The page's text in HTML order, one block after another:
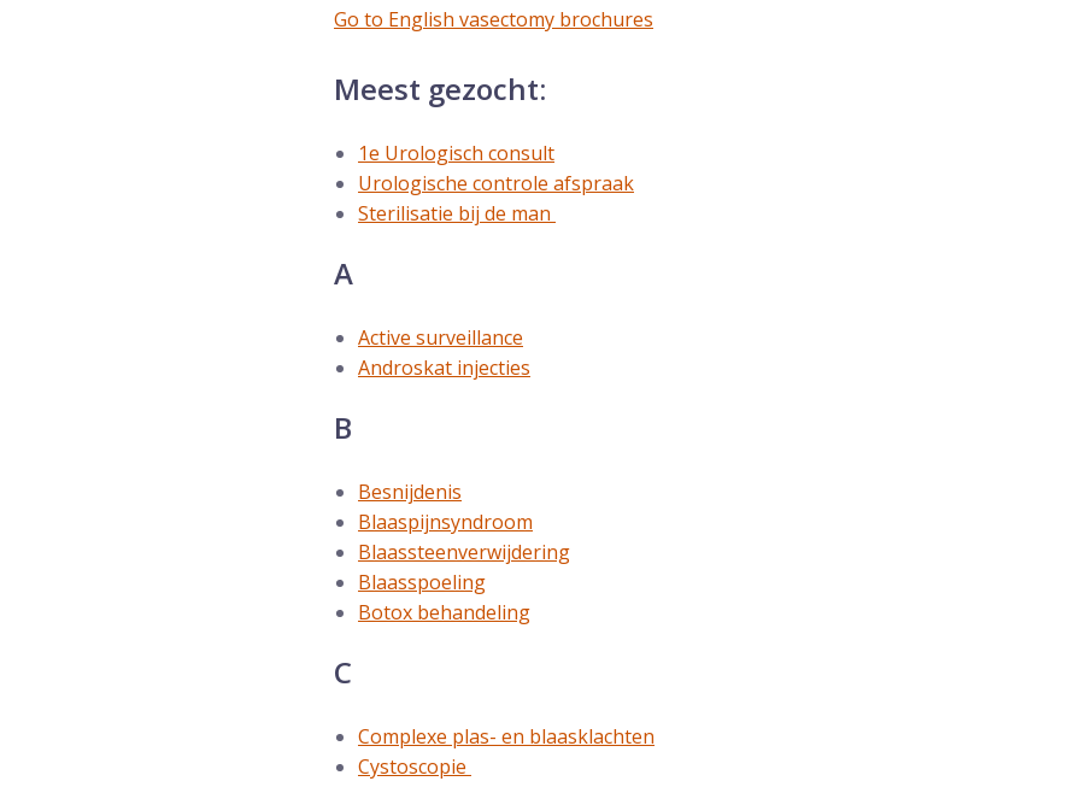
Go to English vasectomy brochures
Meest gezocht:
1e Urologisch consult
Urologische controle afspraak
Sterilisatie bij de man
A
Active surveillance
Androskat injecties
B
Besnijdenis
Blaaspijnsyndroom
Blaassteenverwijdering
Blaasspoeling
Botox behandeling
C
Complexe plas- en blaasklachten
Cystoscopie